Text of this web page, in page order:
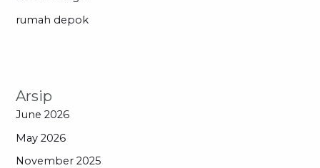
rumah depok
Arsip
June 2026
May 2026
November 2025